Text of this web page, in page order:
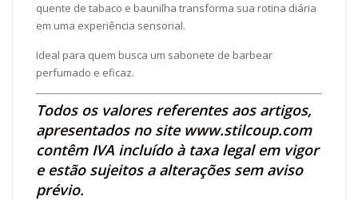
quente de tabaco e baunilha transforma sua rotina diária
em uma experiência sensorial.
Ideal para quem busca um sabonete de barbear
perfumado e eficaz.
Todos os valores referentes aos artigos,
apresentados no site www.stilcoup.com
contêm IVA incluído à taxa legal em vigor
e estão sujeitos a alterações sem aviso
prévio.